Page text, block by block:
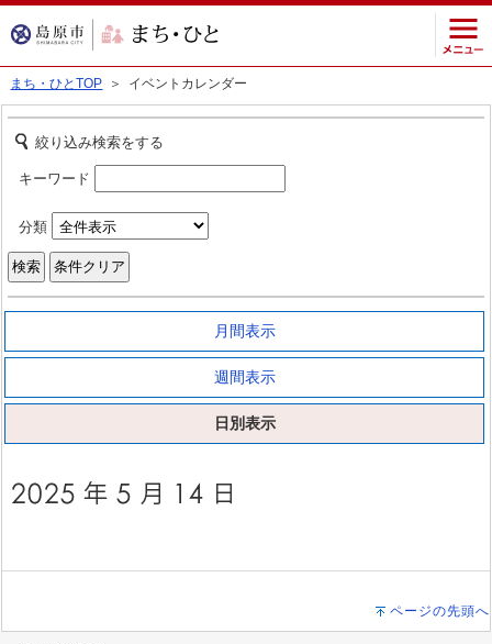
まち・ひとTOP ＞ イベントカレンダー
絞り込み検索をする
キーワード
分類
月間表示
週間表示
日別表示
ページの先頭へ